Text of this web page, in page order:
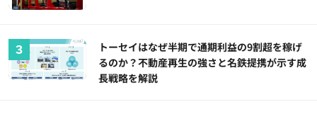
トーセイはなぜ半期で通期利益の9割超を稼げ
るのか？不動産再生の強さと名鉄提携が示す成
長戦略を解説